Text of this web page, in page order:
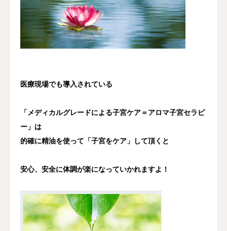
医療現場でも導入されている
「メディカルグレードによる子宮ケア＝アロマ子宮セラピ
ー」は
的確に精油を使って「子宮をケア」して頂くと
安心、安全に体調が楽になっていかれますよ！